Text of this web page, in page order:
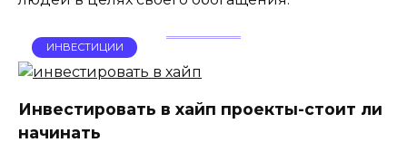
ИНВЕСТИЦИИ
Инвестировать в хайп проекты-стоит ли
начинать